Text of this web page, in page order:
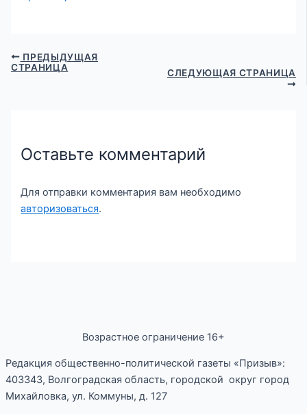
ПРЕДЫДУЩАЯ
СТРАНИЦА
СЛЕДУЮЩАЯ СТРАНИЦА
Оставьте комментарий
Для отправки комментария вам необходимо
авторизоваться.
Возрастное ограничение 16+
Редакция общественно-политической газеты «Призыв»:
403343, Волгоградская область, городской округ город
Михайловка, ул. Коммуны, д. 127